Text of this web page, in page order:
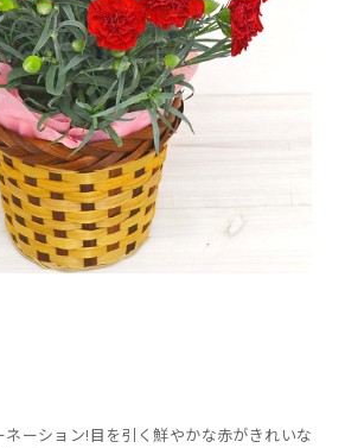
ーション!目を引く鮮やかな赤がきれいな